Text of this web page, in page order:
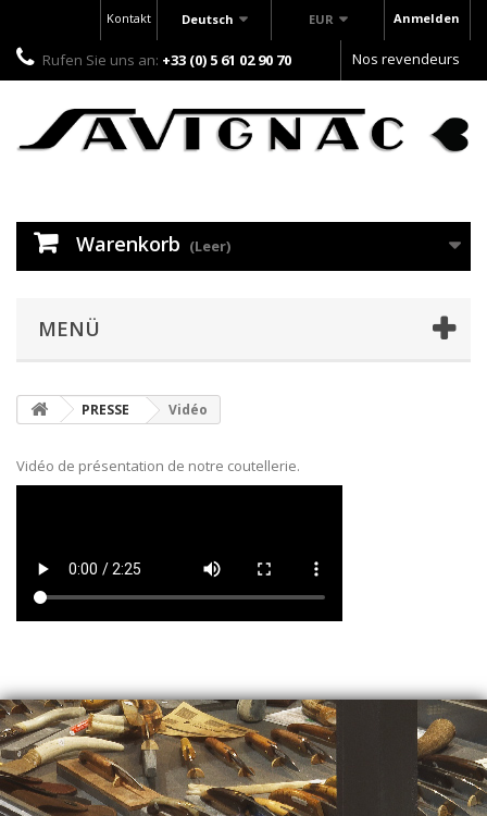
Anmelden
EUR
Deutsch
Kontakt
Rufen Sie uns an: +33 (0) 5 61 02 90 70 Nos revendeurs
Warenkorb (Leer)
MENÜ
PRESSE Vidéo
Vidéo de présentation de notre coutellerie.